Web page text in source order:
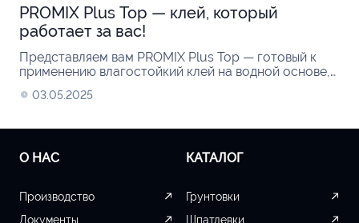
PROMIX Plus Тор — клей, который
работает за вас!
Представляем вам PROMIX Plus Тор — готовый к
применению влагостойкий клей на водной основе,
монтажа стеклообоев,...
03.05.2025
О НАС
Производство
Документы
КАТАЛОГ
Грунтовки
Шпатлевки